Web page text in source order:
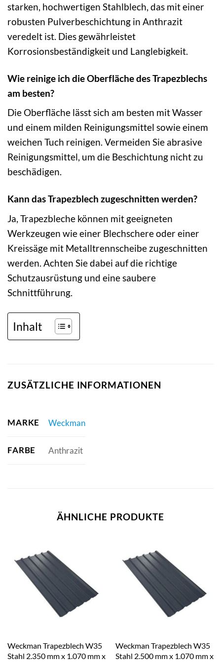
starken, hochwertigen Stahlblech, das mit einer
robusten Pulverbeschichtung in Anthrazit
veredelt ist. Dies gewährleistet
Korrosionsbeständigkeit und Langlebigkeit.
Wie reinige ich die Oberfläche des Trapezblechs
am besten?
Die Oberfläche lässt sich am besten mit Wasser
und einem milden Reinigungsmittel sowie einem
weichen Tuch reinigen. Vermeiden Sie abrasive
Reinigungsmittel, um die Beschichtung nicht zu
beschädigen.
Kann das Trapezblech zugeschnitten werden?
Ja, Trapezbleche können mit geeigneten
Werkzeugen wie einer Blechschere oder einer
Kreissäge mit Metalltrennscheibe zugeschnitten
werden. Achten Sie dabei auf die richtige
Schutzausrüstung und eine saubere
Schnittführung.
Inhalt
ZUSÄTZLICHE INFORMATIONEN
MARKE Weckman
FARBE Anthrazit
ÄHNLICHE PRODUKTE
Weckman Trapezblech W35
Stahl 2.350 mm x 1.070 mm x
Weckman Trapezblech W35
Stahl 2.500 mm x 1.070 mm x